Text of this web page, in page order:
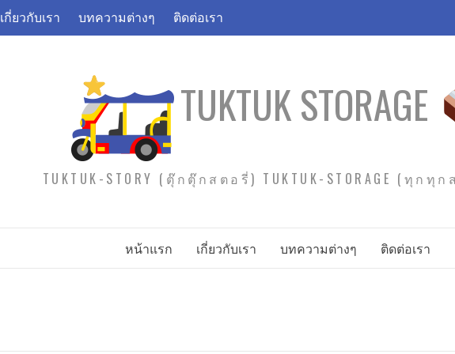
เกี่ยวกับเรา บทความต่างๆ ติดต่อเรา
TUKTUK STORAGE
TUKTUK-STORY (ตุ๊กตุ๊กสตอรี่) TUKTUK-STORAGE (ทุกทุ
หน้าแรก เกี่ยวกับเรา บทความต่างๆ ติดต่อเรา